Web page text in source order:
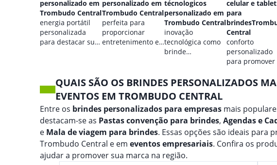
personalizado em
Trombudo Central
energia portátil
personalizada
para destacar sua
personalizado em
Trombudo Central
perfeita para
proporcionar
entretenimento e
técnologicos
personalizado em
Trombudo Central
inovação
tecnológica como
brinde
celular e tablet
para
Central
conforto
personalizado
para promover
QUAIS SÃO OS BRINDES PERSONALIZADOS
EVENTOS EM TROMBUDO CENTRAL
Entre os brindes personalizados para empresas mais
destacam-se as Pastas convenção para brindes, Agendas e
e Mala de viagem para brindes. Essas opções são ideais para
Trombudo Central e em eventos empresariais. Confira os
ajudar a promover sua marca na região.